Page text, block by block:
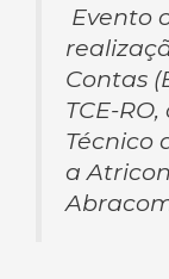
Evento
Contas
TCE-
Técnico
a